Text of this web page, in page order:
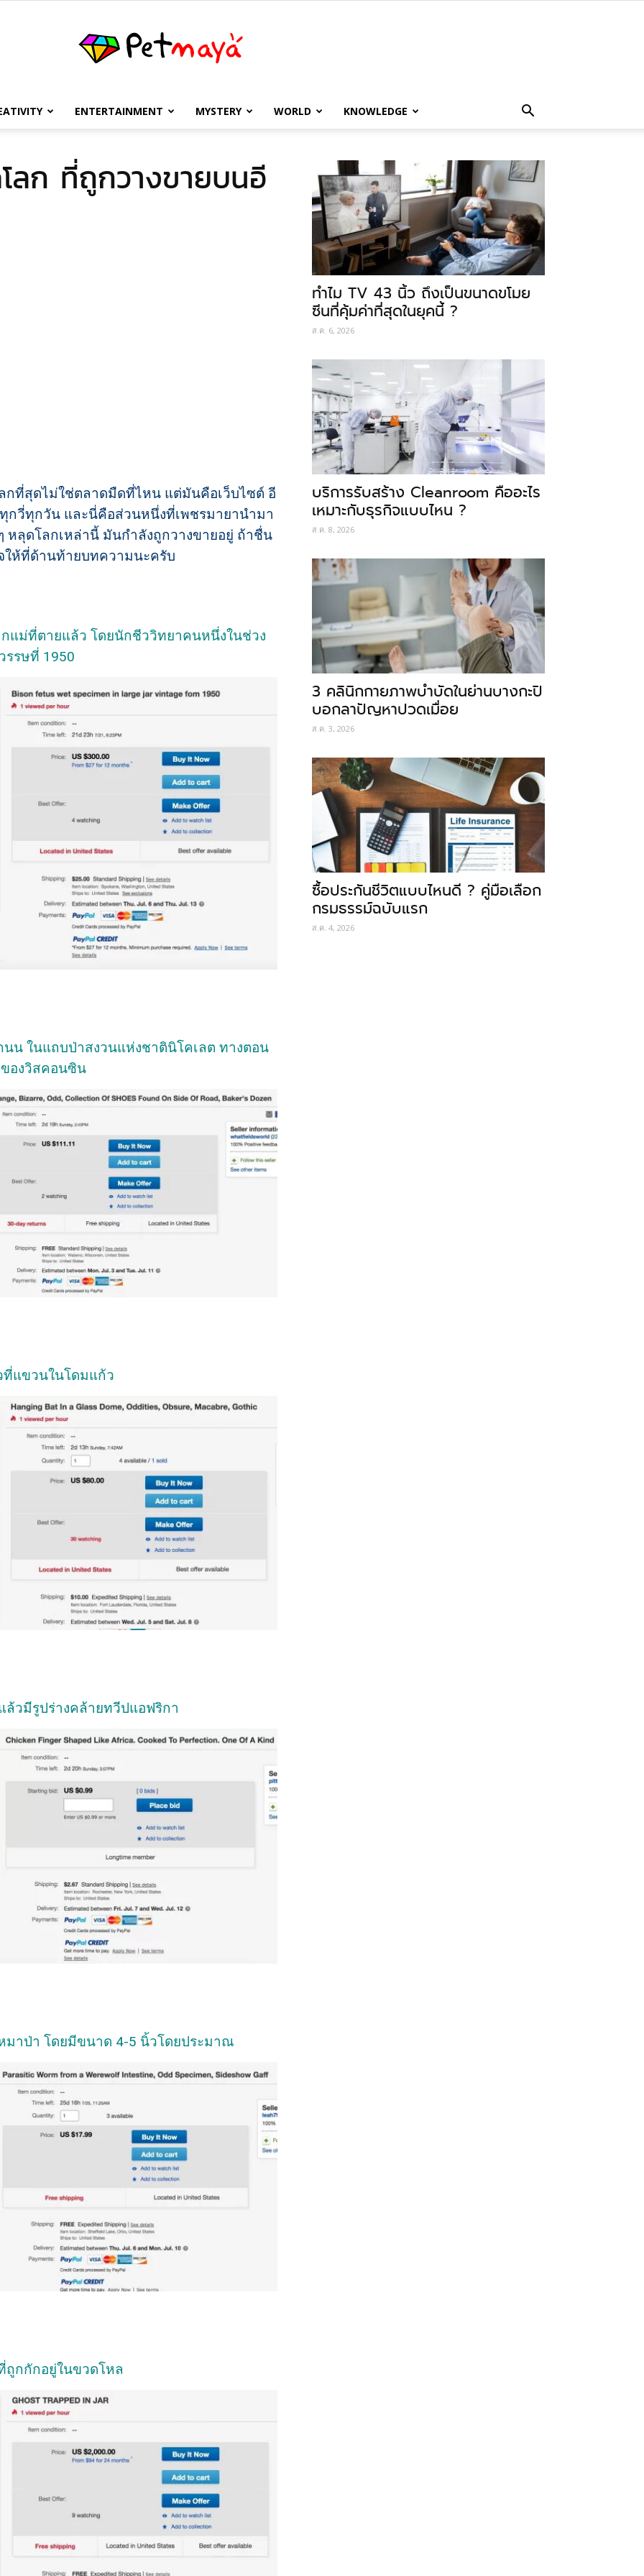
เพชร
ENTERTAINMENT MYSTERY WORLD KNOWLEDGE
ก ที่ถูกวางขายบนอี
กที่สุดไม่ใช่ตลาดมืดที่ไหน แต่มันคือเว็บไซต์ อี
กวี่ทุกวัน และนี่คือส่วนหนึ่งที่เพชรมายานำมา
ลุดโลกเหล่านี้ มันกำลังถูกวางขายอยู่ ถ้าชื่น
ให้ที่ด้านท้ายบทความนะครับ
แม่ที่ตายแล้ว โดยนักชีววิทยาคนหนึ่งในช่วง
รรษที่ 1950
น ในแถบป่าสงวนแห่งชาตินิโคเลต ทางตอน
องวิสคอนซิน
ที่แขวนในโดมแก้ว
ล้วมีรูปร่างคล้ายทวีปแอฟริกา
าป่า โดยมีขนาด 4-5 นิ้วโดยประมาณ
กกักอยู่ในขวดโหล
ทำไม TV 43 นิ้ว ถึงเป็นขนาดขโมย
ซีนที่คุ้มค่าที่สุดในยุคนี้ ?
ส.ค. 6, 2026
บริการรับสร้าง Cleanroom คืออะไร
เหมาะกับธุรกิจแบบไหน ?
ส.ค. 8, 2026
3 คลินิกกายภาพบำบัดในย่านบางกะปิ
บอกลาปัญหาปวดเมื่อย
ส.ค. 3, 2026
ซื้อประกันชีวิตแบบไหนดี ? คู่มือเลือก
กรมธรรม์ฉบับแรก
ส.ค. 4, 2026